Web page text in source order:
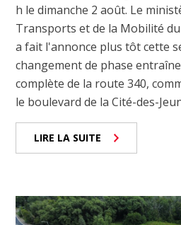
h le dimanche 2 août. Le
Transports et de la Mobilité
a fait l'annonce plus tôt cette
changement de phase
complète de la route 340,
le boulevard de la Cité-des-
LIRE LA SUITE